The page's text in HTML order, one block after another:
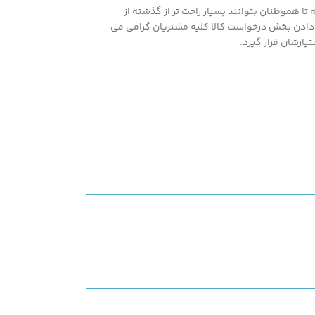
هموطنان بتوانند بسیار راحت تر از گذشته از
همپنین با در اختیار قرار دادن بخش درخواست کالا کلیه مشتریان گرامی می
قرار گیرد.